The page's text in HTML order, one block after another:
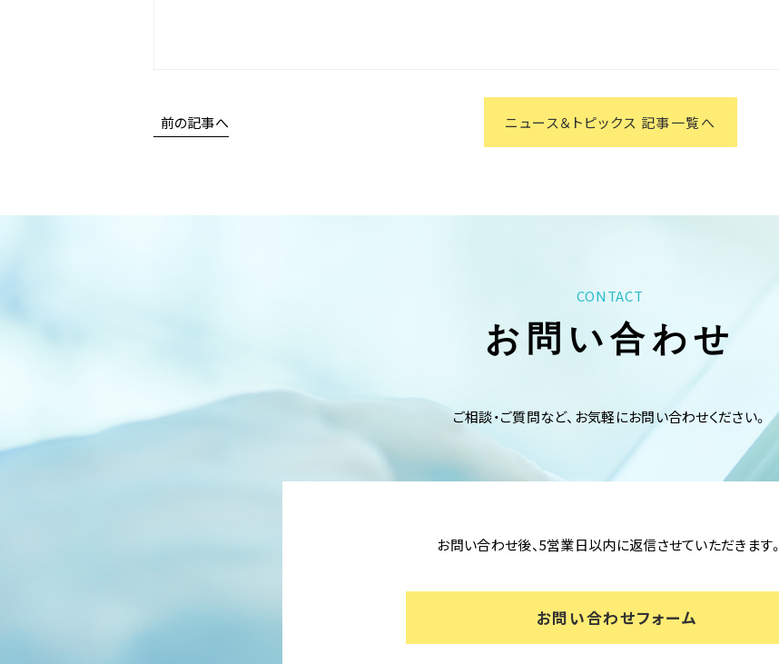
前の記事へ ニュース＆トピックス 記事一覧へ
CONTACT
お問い合わせ
ご相談・ご質問など、お気軽にお問い合わせください。
お問い合わせ後、5営業日以内に返信させていただきます。
お問い合わせフォーム